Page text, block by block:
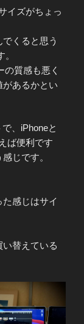
イズがちょっ
くると思う
の質感も悪く
あるかとい
、iPhoneと
ば便利です
じです。
感じはサイ
替えている